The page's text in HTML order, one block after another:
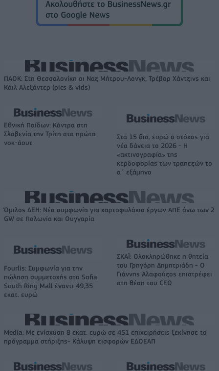
ΠΑΟΚ: Στη Θεσσαλονίκη οι Ναζ Μήτρου-Λονγκ, Τρέβορ Χάντζινς και
Κάιλ Αλεξάντερ (pics & vids)
Εθνική Παίδων: Κόντρα στη
Σλοβενία την Τρίτη στο πρώτο
νοκ-άουτ
Στα 15 δισ. ευρώ ο στόχος για
νέα δάνεια το 2026 - Η
«ακτινογραφία» της
κερδοφορίας των τραπεζών το
α΄ εξάμηνο
Όμιλος ΔΕΗ: Νέα συμφωνία για χαρτοφυλάκιο έργων ΑΠΕ άνω των 2
GW σε Πολωνία και Ουγγαρία
Fourlis: Συμφωνία για την
πώληση συμμετοχής στο Sofia
South Ring Mall έναντι 49,35
εκατ. ευρώ
ΣΚΑΪ: Ολοκληρώθηκε η θητεία
του Γρηγόρη Δημητριάδη - Ο
Γιάννης Αλαφούζος επιστρέφει
στη θέση του CEO
Media: Με ενίσχυση 8 εκατ. ευρώ σε 451 επιχειρήσεις ξεκίνησε το
πρόγραμμα στήριξης- Κάλυψη εισφορών ΕΔΟΕΑΠ